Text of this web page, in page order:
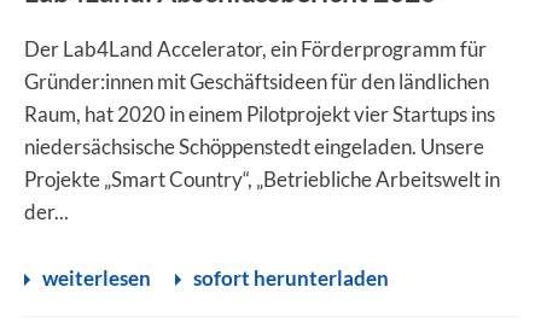
Der Lab4Land Accelerator, ein Förderprogramm für
Gründer:innen mit Geschäftsideen für den ländlichen
Raum, hat 2020 in einem Pilotprojekt vier Startups ins
niedersächsische Schöppenstedt eingeladen. Unsere
Projekte „Smart Country“, „Betriebliche Arbeitswelt in
der...
weiterlesen sofort herunterladen